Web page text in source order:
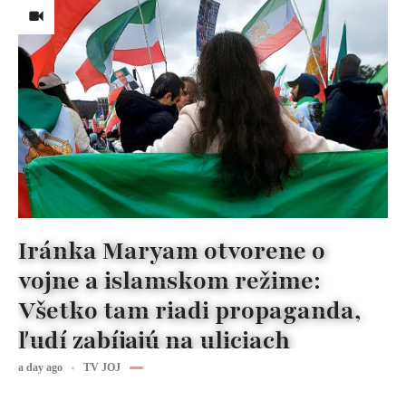
Iránka Maryam otvorene o
vojne a islamskom režime:
Všetko tam riadi propaganda,
ľudí zabíjajú na uliciach
a day ago TV JOJ